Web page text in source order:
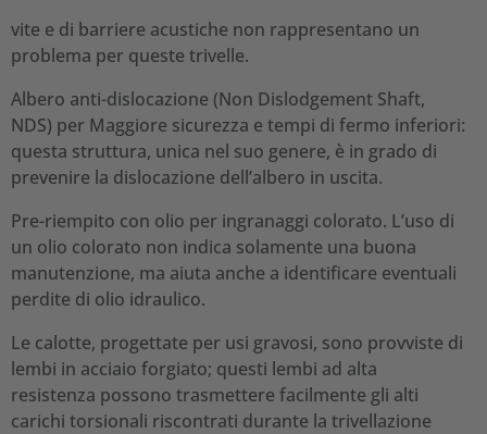
vite e di barriere acustiche non rappresentano un
problema per queste trivelle.
Albero anti-dislocazione (Non Dislodgement Shaft,
NDS) per Maggiore sicurezza e tempi di fermo inferiori:
questa struttura, unica nel suo genere, è in grado di
prevenire la dislocazione dell’albero in uscita.
Pre-riempito con olio per ingranaggi colorato. L’uso di
un olio colorato non indica solamente una buona
manutenzione, ma aiuta anche a identificare eventuali
perdite di olio idraulico.
Le calotte, progettate per usi gravosi, sono provviste di
lembi in acciaio forgiato; questi lembi ad alta
resistenza possono trasmettere facilmente gli alti
carichi torsionali riscontrati durante la trivellazione